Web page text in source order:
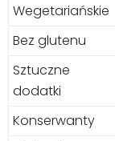
Wegetariańskie
Bez glutenu
Sztuczne
dodatki
Konserwanty